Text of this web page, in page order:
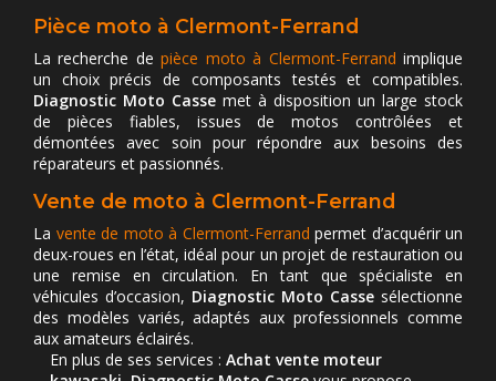
Pièce moto à Clermont-Ferrand
La recherche depièce moto à Clermont-Ferrand implique
un choix précis de composants testés et compatibles.
Diagnostic Moto Casse met à disposition un large stock
de pièces fiables, issues de motos contrôlées et
démontées avec soin pour répondre aux besoins des
réparateurs et passionnés.
Vente de moto à Clermont-Ferrand
La vente de moto à Clermont-Ferrand permet d’acquérir un
deux-roues en l’état, idéal pour un projet de restauration ou
une remise en circulation. En tant que spécialiste en
véhicules d’occasion, Diagnostic Moto Casse sélectionne
des modèles variés, adaptés aux professionnels comme
aux amateurs éclairés.
En plus de ses services : Achat vente moteur